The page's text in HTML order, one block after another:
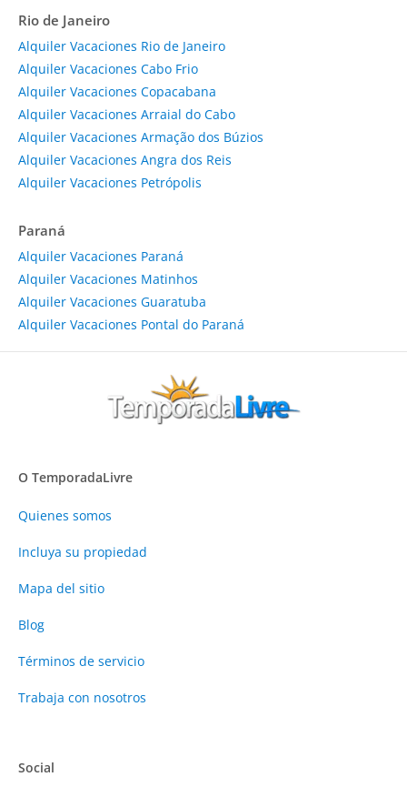
Rio de Janeiro
Alquiler Vacaciones Rio de Janeiro
Alquiler Vacaciones Cabo Frio
Alquiler Vacaciones Copacabana
Alquiler Vacaciones Arraial do Cabo
Alquiler Vacaciones Armação dos Búzios
Alquiler Vacaciones Angra dos Reis
Alquiler Vacaciones Petrópolis
Paraná
Alquiler Vacaciones Paraná
Alquiler Vacaciones Matinhos
Alquiler Vacaciones Guaratuba
Alquiler Vacaciones Pontal do Paraná
O TemporadaLivre
Quienes somos
Incluya su propiedad
Mapa del sitio
Blog
Términos de servicio
Trabaja con nosotros
Social